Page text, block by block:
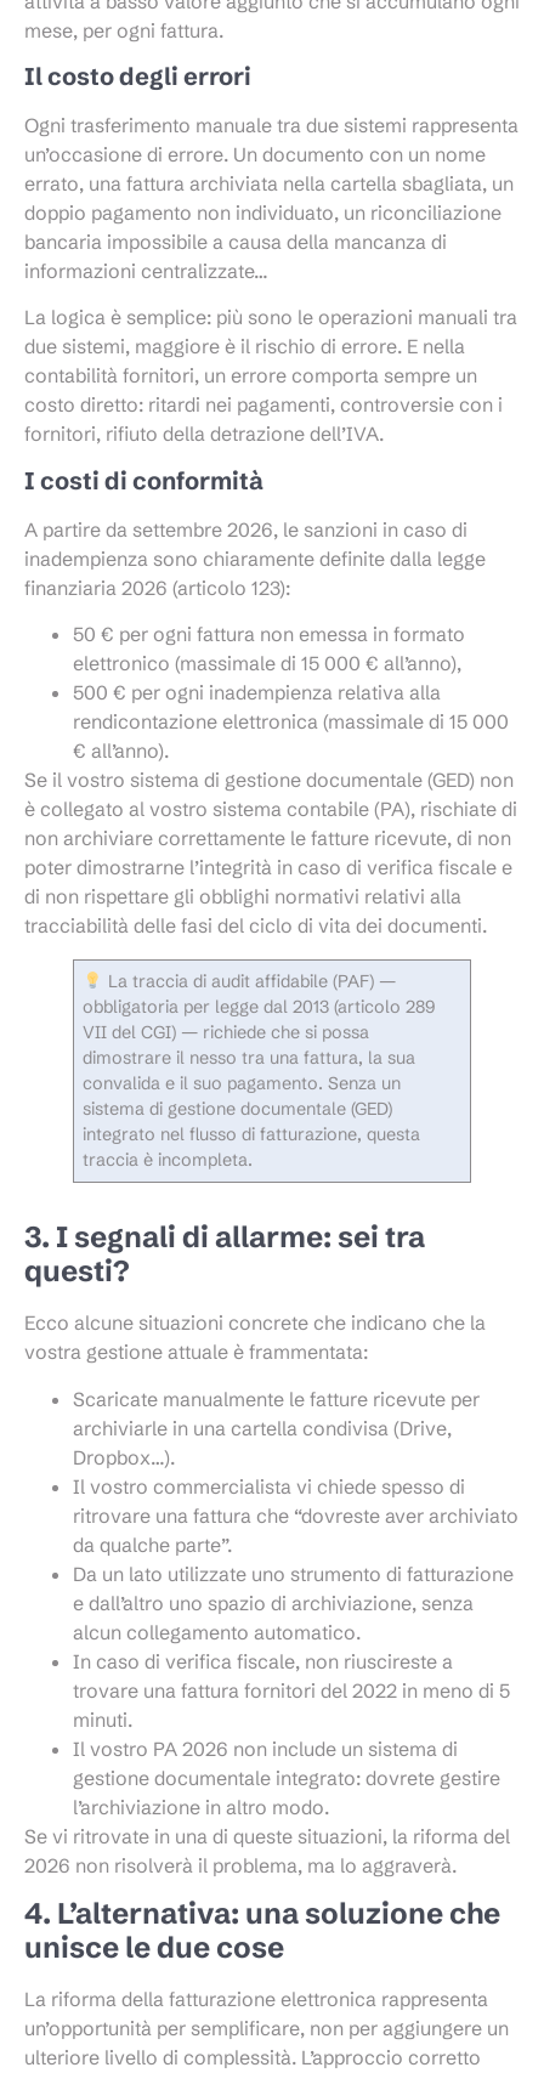
mese, per ogni fattura.
Il costo degli errori
Ogni trasferimento manuale tra due sistemi rappresenta
un’occasione di errore. Un documento con un nome
errato, una fattura archiviata nella cartella sbagliata, un
doppio pagamento non individuato, un riconciliazione
bancaria impossibile a causa della mancanza di
informazioni centralizzate…
La logica è semplice: più sono le operazioni manuali tra
due sistemi, maggiore è il rischio di errore. E nella
contabilità fornitori, un errore comporta sempre un
costo diretto: ritardi nei pagamenti, controversie con i
fornitori, rifiuto della detrazione dell’IVA.
I costi di conformità
A partire da settembre 2026, le sanzioni in caso di
inadempienza sono chiaramente definite dalla legge
finanziaria 2026 (articolo 123):
50 € per ogni fattura non emessa in formato
elettronico (massimale di 15 000 € all’anno),
500 € per ogni inadempienza relativa alla
rendicontazione elettronica (massimale di 15 000
€ all’anno).
Se il vostro sistema di gestione documentale (GED) non
è collegato al vostro sistema contabile (PA), rischiate di
non archiviare correttamente le fatture ricevute, di non
poter dimostrarne l’integrità in caso di verifica fiscale e
di non rispettare gli obblighi normativi relativi alla
tracciabilità delle fasi del ciclo di vita dei documenti.
La traccia di audit affidabile (PAF) —
obbligatoria per legge dal 2013 (articolo 289
VII del CGI) — richiede che si possa
dimostrare il nesso tra una fattura, la sua
convalida e il suo pagamento. Senza un
sistema di gestione documentale (GED)
integrato nel flusso di fatturazione, questa
traccia è incompleta.
3. I segnali di allarme: sei tra
questi?
Ecco alcune situazioni concrete che indicano che la
vostra gestione attuale è frammentata:
Scaricate manualmente le fatture ricevute per
archiviarle in una cartella condivisa (Drive,
Dropbox…).
Il vostro commercialista vi chiede spesso di
ritrovare una fattura che “dovreste aver archiviato
da qualche parte”.
Da un lato utilizzate uno strumento di fatturazione
e dall’altro uno spazio di archiviazione, senza
alcun collegamento automatico.
In caso di verifica fiscale, non riuscireste a
trovare una fattura fornitori del 2022 in meno di 5
minuti.
Il vostro PA 2026 non include un sistema di
gestione documentale integrato: dovrete gestire
l’archiviazione in altro modo.
Se vi ritrovate in una di queste situazioni, la riforma del
2026 non risolverà il problema, ma lo aggraverà.
4. L’alternativa: una soluzione che
unisce le due cose
La riforma della fatturazione elettronica rappresenta
un’opportunità per semplificare, non per aggiungere un
ulteriore livello di complessità. L’approccio corretto